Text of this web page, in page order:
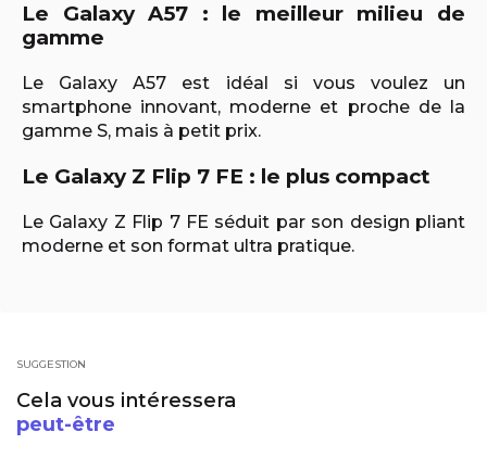
Le Galaxy A57 : le meilleur milieu de
gamme
Le Galaxy A57 est idéal si vous voulez un
smartphone innovant, moderne et proche de la
gamme S, mais à petit prix.
Le Galaxy Z Flip 7 FE : le plus compact
Le Galaxy Z Flip 7 FE séduit par son design pliant
moderne et son format ultra pratique.
SUGGESTION
Cela vous intéressera
peut-être